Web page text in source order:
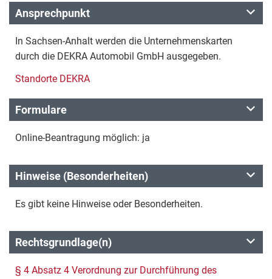
Ansprechpunkt
In Sachsen-Anhalt werden die Unternehmenskarten
durch die DEKRA Automobil GmbH ausgegeben.
Standorte DEKRA
Formulare
Online-Beantragung möglich: ja
Hinweise (Besonderheiten)
Es gibt keine Hinweise oder Besonderheiten.
Rechtsgrundlage(n)
§ 4 Absatz 4 Verordnung zur Durchführung des